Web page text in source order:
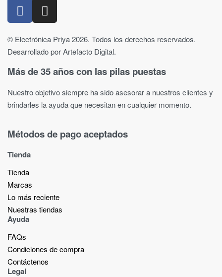
© Electrónica Priya 2026. Todos los derechos reservados.
Desarrollado por Artefacto Digital.
Más de 35 años con las pilas puestas
Nuestro objetivo siempre ha sido asesorar a nuestros clientes y
brindarles la ayuda que necesitan en cualquier momento.
Métodos de pago aceptados
Tienda
Tienda
Marcas
Lo más reciente​
Nuestras tiendas​
Ayuda
FAQs
Condiciones de compra
Contáctenos
Legal